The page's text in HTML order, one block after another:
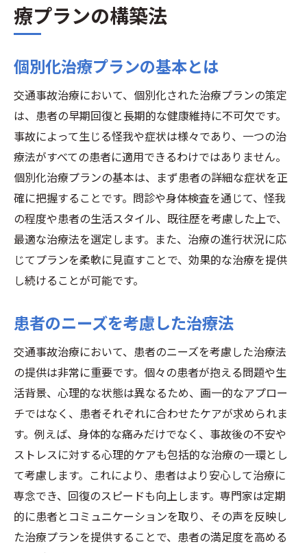
療プランの構築法
個別化治療プランの基本とは
交通事故治療において、個別化された治療プランの策定
は、患者の早期回復と長期的な健康維持に不可欠です。
事故によって生じる怪我や症状は様々であり、一つの治
療法がすべての患者に適用できるわけではありません。
個別化治療プランの基本は、まず患者の詳細な症状を正
確に把握することです。問診や身体検査を通じて、怪我
の程度や患者の生活スタイル、既往歴を考慮した上で、
最適な治療法を選定します。また、治療の進行状況に応
じてプランを柔軟に見直すことで、効果的な治療を提供
し続けることが可能です。
患者のニーズを考慮した治療法
交通事故治療において、患者のニーズを考慮した治療法
の提供は非常に重要です。個々の患者が抱える問題や生
活背景、心理的な状態は異なるため、画一的なアプロー
チではなく、患者それぞれに合わせたケアが求められま
す。例えば、身体的な痛みだけでなく、事故後の不安や
ストレスに対する心理的ケアも包括的な治療の一環とし
て考慮します。これにより、患者はより安心して治療に
専念でき、回復のスピードも向上します。専門家は定期
的に患者とコミュニケーションを取り、その声を反映し
た治療プランを提供することで、患者の満足度を高める